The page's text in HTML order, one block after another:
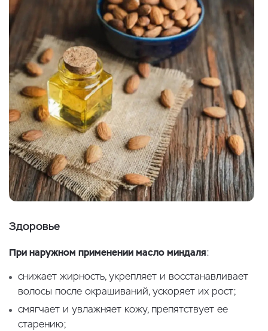
Здоровье
При наружном применении масло миндаля:
снижает жирность, укрепляет и восстанавливает
волосы после окрашиваний, ускоряет их рост;
смягчает и увлажняет кожу, препятствует ее
старению;